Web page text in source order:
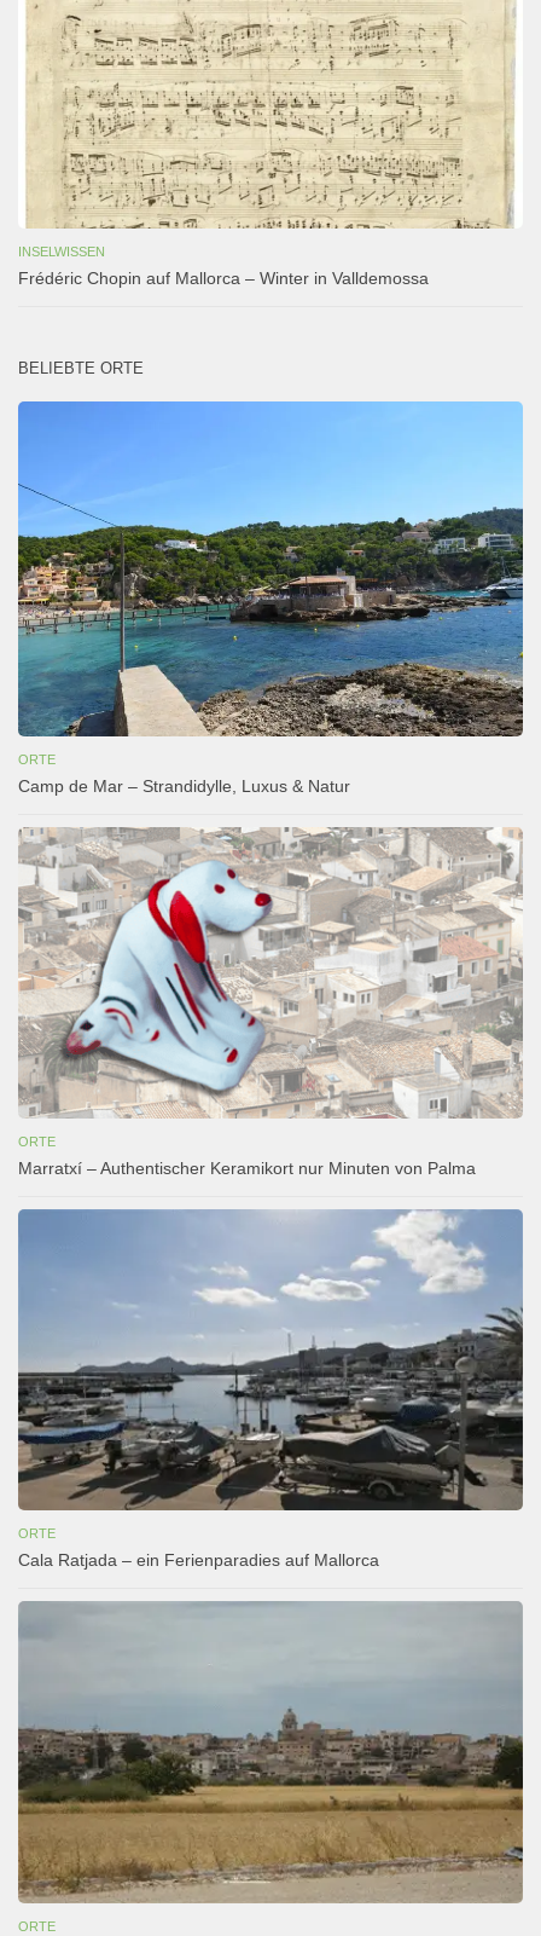
INSELWISSEN
Frédéric Chopin auf Mallorca – Winter in Valldemossa
BELIEBTE ORTE
ORTE
Camp de Mar – Strandidylle, Luxus & Natur
ORTE
Marratxí – Authentischer Keramikort nur Minuten von Palma
ORTE
Cala Ratjada – ein Ferienparadies auf Mallorca
ORTE